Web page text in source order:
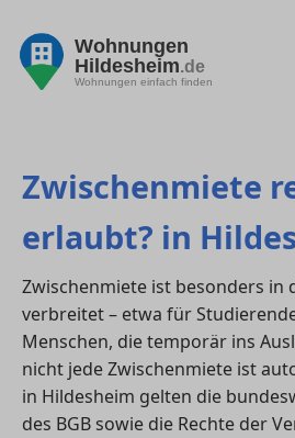
Wohnungen
Hildesheim.de
Wohnungen einfach finden
Zwischenmiete
erlaubt? in
Zwischenmiete ist besonders in
verbreitet – etwa für
Menschen, die temporär ins
nicht jede Zwischenmiete ist
in Hildesheim gelten die
des BGB sowie die Rechte der